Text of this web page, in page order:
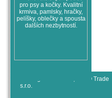
© All rights reserved, RYJO Trade
s.r.o.